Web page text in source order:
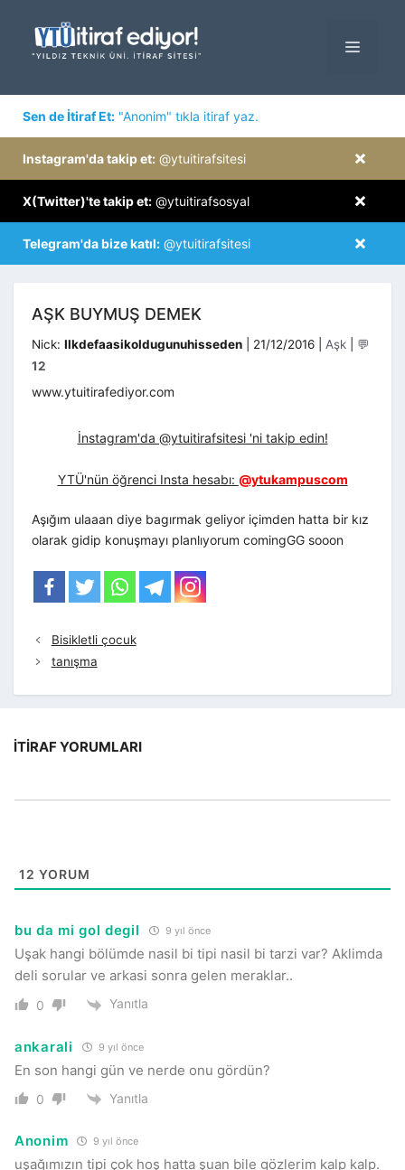
MENÜ
Sen de İtiraf Et: "Anonim" tıkla itiraf yaz.
×
Instagram'da takip et: @ytuitirafsitesi
×
X(Twitter)'te takip et: @ytuitirafsosyal
×
Telegram'da bize katıl: @ytuitirafsitesi
AŞK BUYMUŞ DEMEK
Nick: Ilkdefaasikoldugunuhisseden 21/12/2016 Kategoriler
Aşk
💬
12
www.ytuitirafediyor.com
İnstagram'da @ytuitirafsitesi 'ni takip edin!
YTÜ'nün öğrenci Insta hesabı: @ytukampuscom
Aşığım ulaaan diye bagırmak geliyor içimden hatta bir kız
olarak gidip konuşmayı planlıyorum comingGG sooon
Bisikletli çocuk
tanışma
İTIRAF YORUMLARI
12 YORUM
bu da mi gol degil 9 yıl önce
Uşak hangi bölümde nasil bi tipi nasil bi tarzi var? Aklimda
deli sorular ve arkasi sonra gelen meraklar..
0 Yanıtla
ankarali 9 yıl önce
En son hangi gün ve nerde onu gördün?
0 Yanıtla
Anonim 9 yıl önce
uşağımızın tipi çok hoş hatta şuan bile gözlerim kalp kalp.